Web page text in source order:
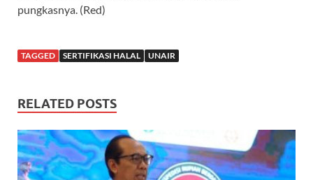
pungkasnya. (Red)
TAGGED SERTIFIKASI HALAL UNAIR
RELATED POSTS